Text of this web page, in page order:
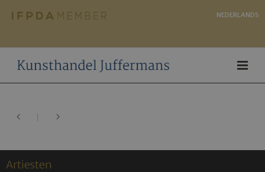
NEDERLANDS
Artiesten